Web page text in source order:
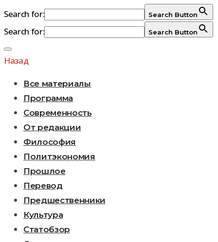
Search for: Search Button
Search for: Search Button
Перейти
к
Назад
Все материалы
Программа
Современность
От редакции
Философия
Политэкономия
Прошлое
Перевод
Предшественники
Культура
Статобзор